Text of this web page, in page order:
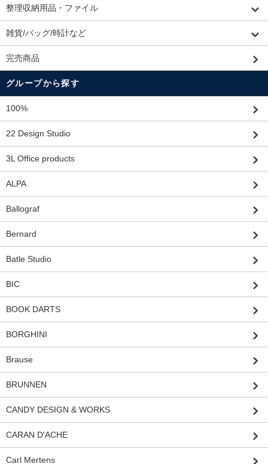
整理収納用品・ファイル
雑貨/バッグ/時計など
完売商品
グループから探す
100%
22 Design Studio
3L Office products
ALPA
Ballograf
Bernard
Batle Studio
BIC
BOOK DARTS
BORGHINI
Brause
BRUNNEN
CANDY DESIGN & WORKS
CARAN D'ACHE
Carl Mertens